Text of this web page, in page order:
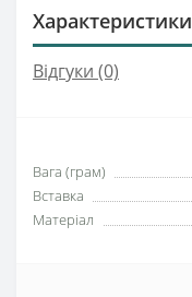
Характеристики
Відгуки (0)
Вага (грам)
Вставка
Матеріал